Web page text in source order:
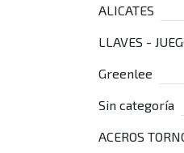
ALICATES
LLAVES -
Greenlee
Sin categoría
ACEROS